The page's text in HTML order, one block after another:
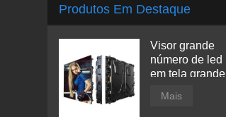
Produtos Em Destaque
Visor grande
número de led
em tela grande
Mais